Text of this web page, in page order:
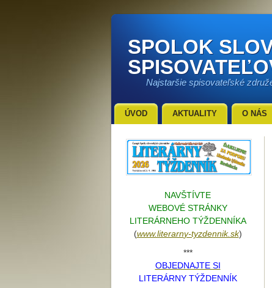
SPOLOK
Najstaršie spisovateľské
NAVŠTÍVTE
WEBOVÉ STRÁNKY
LITERÁRNEHO TÝŽDENNÍKA
(www.literarny-tyzdennik.sk)
***
OBJEDNAJTE SI
LITERÁRNY TÝŽDENNÍK
ÚVOD AKTUALITY O NÁS